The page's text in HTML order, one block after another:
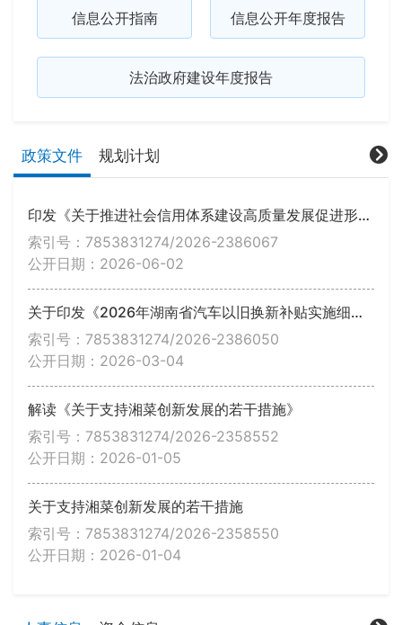
信息公开指南 信息公开年度报告
法治政府建设年度报告
政策文件 规划计划
印发《关于推进社会信用体系建设高质量发展促进形成新发展格局的意见》
索引号：7853831274/2026-2386067
公开日期：2026-06-02
关于印发《2026年湖南省汽车以旧换新补贴实施细则》的通知
索引号：7853831274/2026-2386050
公开日期：2026-03-04
解读《关于支持湘菜创新发展的若干措施》
索引号：7853831274/2026-2358552
公开日期：2026-01-05
关于支持湘菜创新发展的若干措施
索引号：7853831274/2026-2358550
公开日期：2026-01-04